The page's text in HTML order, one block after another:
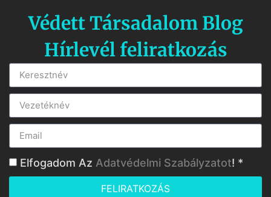
Védett Társadalom Blog
Hírlevél feliratkozás
Elfogadom Az Adatvédelmi Szabályzatot! *
FELIRATKOZÁS